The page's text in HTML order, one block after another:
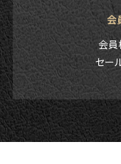
会
会員
セー